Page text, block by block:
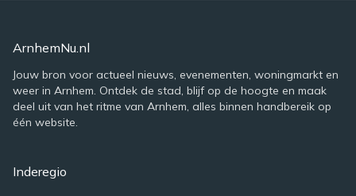
ArnhemNu.nl
Jouw bron voor actueel nieuws, evenementen, woningmarkt en
weer in Arnhem. Ontdek de stad, blijf op de hoogte en maak
deel uit van het ritme van Arnhem, alles binnen handbereik op
één website.
Inderegio